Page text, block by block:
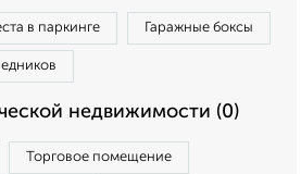
в паркинге Гаражные боксы
недвижимости (0)
Торговое помещение